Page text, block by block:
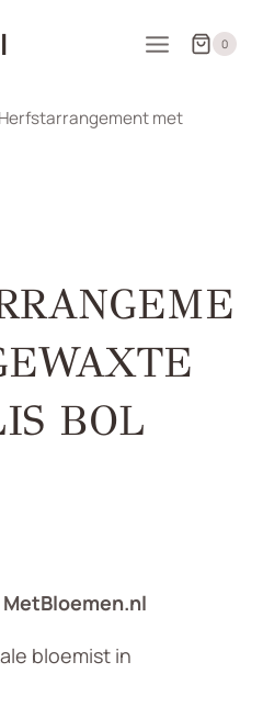
0
Herfstarrangement met
BOL
bloemist in